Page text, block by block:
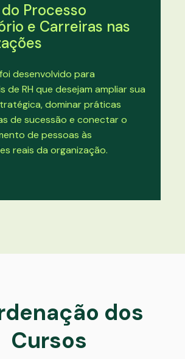
Processo
e Carreiras nas
desenvolvido para
de RH que desejam ampliar sua
dominar práticas
de sucessão e conectar o
de pessoas às
reais da organização.
dos
Cursos